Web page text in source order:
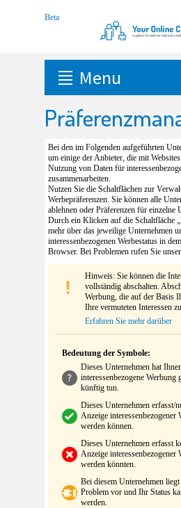
Menu
Bei den im Folgenden aufgeführten
um einige der Anbieter, die mit
Nutzung von Daten für
zusammenarbeiten.
Nutzen Sie die Schaltflächen zur
Werbepräferenzen. Sie können alle
ablehnen oder Präferenzen für einzelne
Durch ein Klicken auf die Schaltfläche
mehr über das jeweilige Unternehmen
interessenbezogenen Werbestatus in
Browser. Bei Problemen rufen Sie
Hinweis: Sie können die
vollständig abschalten.
Werbung, die auf der Basis
Ihre vermuteten Interessen
Erfahren Sie mehr darüber
Bedeutung der Symbole:
Dieses Unternehmen hat
interessenbezogene Werbung
künftig tun.
Dieses Unternehmen erfasst/
Anzeige interessenbezogener
werden können.
Dieses Unternehmen erfasst
Anzeige interessenbezogener
werden könnten.
Bei diesem Unternehmen
Problem vor und Ihr Status
werden.